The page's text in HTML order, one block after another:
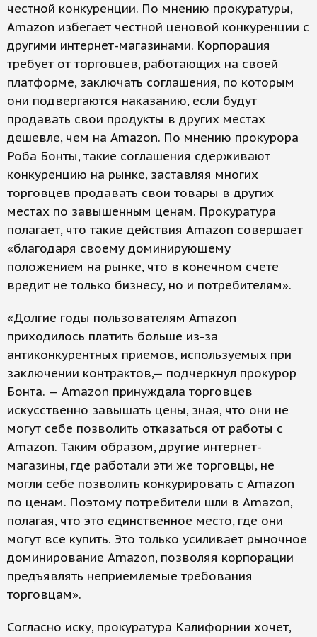
честной конкуренции. По мнению прокуратуры,
Amazon избегает честной ценовой конкуренции с
другими интернет-магазинами. Корпорация
требует от торговцев, работающих на своей
платформе, заключать соглашения, по которым
они подвергаются наказанию, если будут
продавать свои продукты в других местах
дешевле, чем на Amazon. По мнению прокурора
Роба Бонты, такие соглашения сдерживают
конкуренцию на рынке, заставляя многих
торговцев продавать свои товары в других
местах по завышенным ценам. Прокуратура
полагает, что такие действия Amazon совершает
«благодаря своему доминирующему
положением на рынке, что в конечном счете
вредит не только бизнесу, но и потребителям».
«Долгие годы пользователям Amazon
приходилось платить больше из-за
антиконкурентных приемов, используемых при
заключении контрактов,— подчеркнул прокурор
Бонта. — Amazon принуждала торговцев
искусственно завышать цены, зная, что они не
могут себе позволить отказаться от работы с
Amazon. Таким образом, другие интернет-
магазины, где работали эти же торговцы, не
могли себе позволить конкурировать с Amazon
по ценам. Поэтому потребители шли в Amazon,
полагая, что это единственное место, где они
могут все купить. Это только усиливает рыночное
доминирование Amazon, позволяя корпорации
предъявлять неприемлемые требования
торговцам».
Согласно иску, прокуратура Калифорнии хочет,